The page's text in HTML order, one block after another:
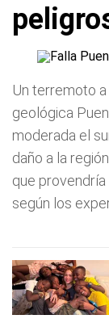
Un terremoto
geológica
moderada el
daño a la
que provendría
según los